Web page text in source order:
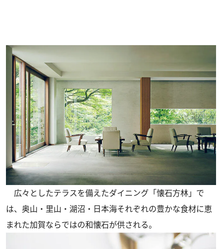
広々としたテラスを備えたダイニング「懐石方林」で
は、奥山・里山・湖沼・日本海それぞれの豊かな食材に恵
まれた加賀ならではの和懐石が供される。